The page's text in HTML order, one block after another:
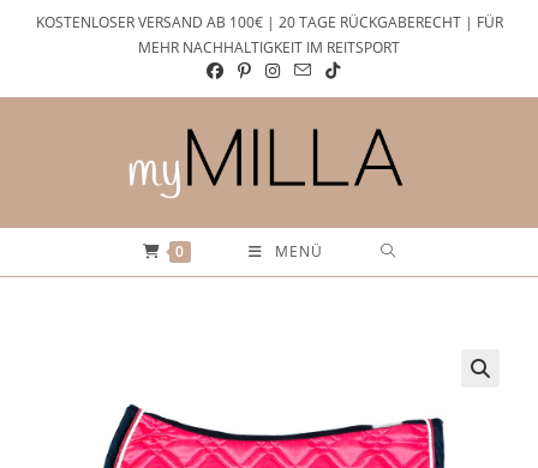
KOSTENLOSER VERSAND AB 100€ | 20 TAGE RÜCKGABERECHT | FÜR
MEHR NACHHALTIGKEIT IM REITSPORT
0 MENÜ